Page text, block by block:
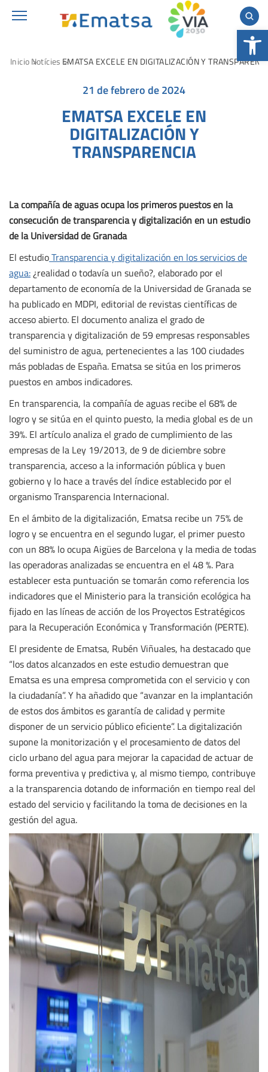
Abrir
InicioNotícies EMATSA EXCELE EN DIGITALIZACIÓN Y
21 de febrero de 2024
EMATSA EXCELE EN
DIGITALIZACIÓN Y
TRANSPARENCIA
La compañía de aguas ocupa los primeros puestos en la
consecución de transparencia y digitalización en un estudio
de la Universidad de Granada
El estudioTransparencia y digitalización en los servicios de
agua:¿realidad o todavía un sueño?, elaborado por el
departamento de economía de la Universidad de Granada se
ha publicado en MDPI, editorial de revistas científicas de
acceso abierto. El documento analiza el grado de
transparencia y digitalización de 59 empresas responsables
del suministro de agua, pertenecientes a las 100 ciudades
más pobladas de España. Ematsa se sitúa en los primeros
puestos en ambos indicadores.
En transparencia, la compañía de aguas recibe el 68% de
logro y se sitúa en el quinto puesto, la media global es de un
39%. El artículo analiza el grado de cumplimiento de las
empresas de la Ley 19/2013, de 9 de diciembre sobre
transparencia, acceso a la información pública y buen
gobierno y lo hace a través del índice establecido por el
organismo Transparencia Internacional.
En el ámbito de la digitalización, Ematsa recibe un 75% de
logro y se encuentra en el segundo lugar, el primer puesto
con un 88% lo ocupa Aigües de Barcelona y la media de todas
las operadoras analizadas se encuentra en el 48 %. Para
establecer esta puntuación se tomarán como referencia los
indicadores que el Ministerio para la transición ecológica ha
fijado en las líneas de acción de los Proyectos Estratégicos
para la Recuperación Económica y Transformación (PERTE).
El presidente de Ematsa, Rubén Viñuales, ha destacado que
“los datos alcanzados en este estudio demuestran que
Ematsa es una empresa comprometida con el servicio y con
la ciudadanía”. Y ha añadido que “avanzar en la implantación
de estos dos ámbitos es garantía de calidad y permite
disponer de un servicio público eficiente”. La digitalización
supone la monitorización y el procesamiento de datos del
ciclo urbano del agua para mejorar la capacidad de actuar de
forma preventiva y predictiva y, al mismo tiempo, contribuye
a la transparencia dotando de información en tiempo real del
estado del servicio y facilitando la toma de decisiones en la
gestión del agua.